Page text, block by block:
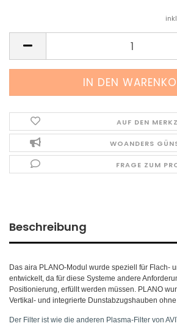
AUF DEN
WOANDERS
FRAGE ZUM
Beschreibung
Das aira PLANO-Modul wurde speziell für Flach-
entwickelt, da für diese Systeme andere
Positionierung, erfüllt werden müssen. PLANO
Vertikal- und integrierte Dunstabzugshauben
Der Filter ist wie die anderen Plasma-Filter von